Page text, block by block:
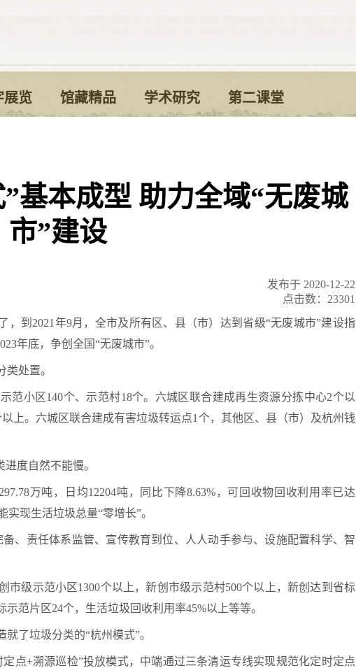
展览 馆藏精品 学术研究 第二课堂
基本成型 助力全域“无废城
市”建设
发布于 2020-12-22
点击数：23301
，到2021年9月，全市及所有区、县（市）达到省级“无废城市”建设指
年底，争创全国“无废城市”。
处置。
范小区140个、示范村18个。六城区联合建成再生资源分拣中心2个以
上。六城区联合建成有害垃圾转运点1个，其他区、县（市）及杭州钱
度自然不能慢。
万吨，日均12204吨，同比下降8.63%，可回收物回收利用率已达
现生活垃圾总量“零增长”。
、责任体系监管、宣传教育到位、人人动手参与、设施配置科学、智
市级示范小区1300个以上，新创市级示范村500个以上，新创达到省标
范片区24个，生活垃圾回收利用率45%以上等等。
了垃圾分类的“杭州模式”。
点+溯源巡检”投放模式，中端通过三条清运专线实现规范化定时定点